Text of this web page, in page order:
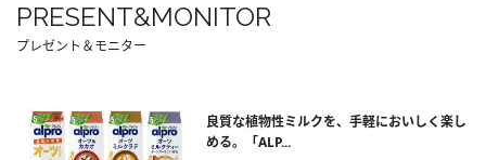
PRESENT&MONITOR
プレゼント＆モニター
良質な植物性ミルクを、手軽においしく楽し
める。「ALP...